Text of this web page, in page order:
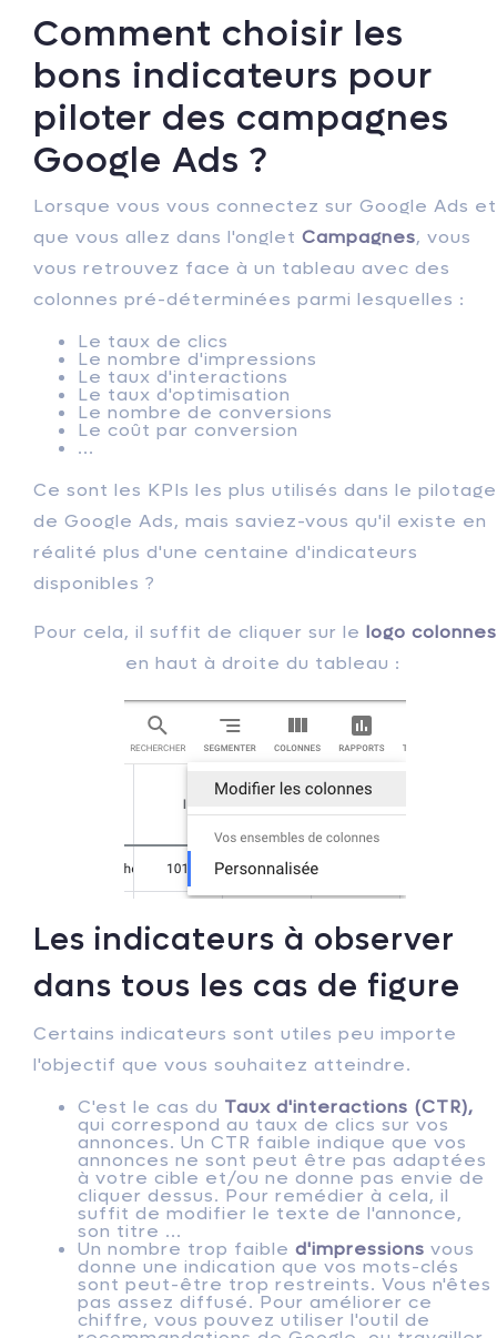
Comment choisir les
bons indicateurs pour
piloter des campagnes
Google Ads ?
Lorsque vous vous connectez sur Google Ads et
que vous allez dans l'onglet Campagnes, vous
vous retrouvez face à un tableau avec des
colonnes pré-déterminées parmi lesquelles :
Le taux de clics
Le nombre d'impressions
Le taux d'interactions
Le taux d'optimisation
Le nombre de conversions
Le coût par conversion
...
Ce sont les KPIs les plus utilisés dans le pilotage
de Google Ads, mais saviez-vous qu'il existe en
réalité plus d'une centaine d'indicateurs
disponibles ?
Pour cela, il suffit de cliquer sur le logo colonnes
en haut à droite du tableau :
Les indicateurs à observer
dans tous les cas de figure
Certains indicateurs sont utiles peu importe
l'objectif que vous souhaitez atteindre.
C'est le cas du Taux d'interactions (CTR),
qui correspond au taux de clics sur vos
annonces. Un CTR faible indique que vos
annonces ne sont peut être pas adaptées
à votre cible et/ou ne donne pas envie de
cliquer dessus. Pour remédier à cela, il
suffit de modifier le texte de l'annonce,
son titre ...
Un nombre trop faible d'impressions vous
donne une indication que vos mots-clés
sont peut-être trop restreints. Vous n'êtes
pas assez diffusé. Pour améliorer ce
chiffre, vous pouvez utiliser l'outil de